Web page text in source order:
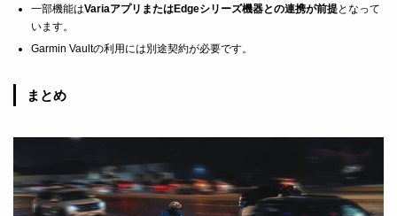
一部機能はVariaアプリまたはEdgeシリーズ機器との連携が前提となって
います。
Garmin Vaultの利用には別途契約が必要です。
まとめ